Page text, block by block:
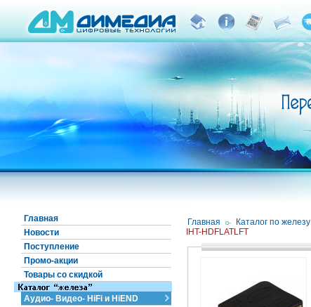
Главная
Новости
Поступление
Промо-акции
Товары со скидкой
Аудио- Видео- HiFi и HiEND
Главная / Каталог по железу
IHT-HDFLATLFT